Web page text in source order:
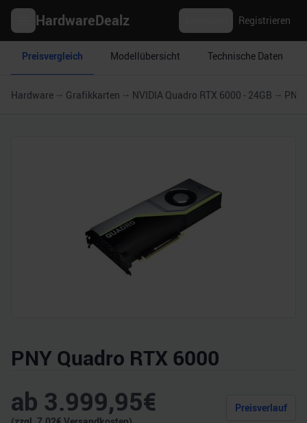
HardwareDealz Registrieren
Preisvergleich Modellübersicht Technische Daten
Hardware Grafikkarten NVIDIA Quadro RTX 6000 - 24GB PNY
PNY Quadro RTX 6000
ab 3.999,95€ Preisverlauf